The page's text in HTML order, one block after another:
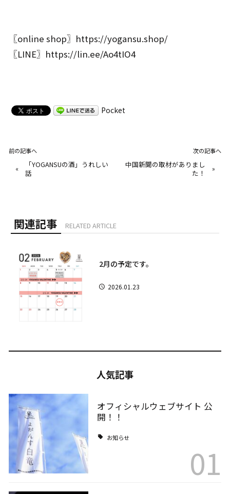
〖online shop〗 https://yogansu.shop/
〖LINE〗 https://lin.ee/Ao4tIO4
Pocket
前の記事へ
«
「YOGANSUの酒」うれしい
話
次の記事へ
中国新聞の取材がありまし
た！
»
関連記事 RELATED ARTICLE
2月の予定です。
2026.01.23
人気記事
オフィシャルウェブサイト 公
開！！
お知らせ
01